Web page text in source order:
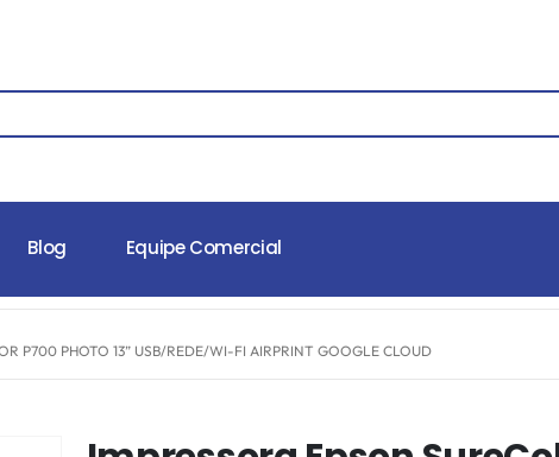
Blog Equipe Comercial
P700 PHOTO 13” USB/REDE/WI-FI AIRPRINT GOOGLE CLOUD